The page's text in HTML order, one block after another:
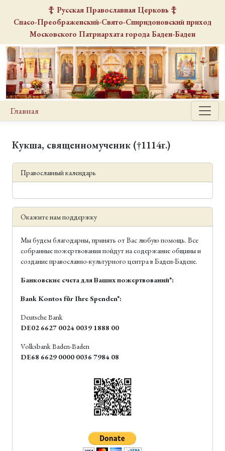
Русская Православная Церковь
Спасо-Преображенский-Свято-Спиридоновский приход
Московского Патриархата города Баден-Баден
Главная
Кукша, священномученик (†1114г.)
Православный календарь
Окажите нам поддержку
Мы будем благодарны, принять от Вас любую помощь. Все
собранные пожертвования пойдут на содержание общины и
создание православно-культурного центра в Баден-Бадене.
Банковские счета для Ваших пожертвований*:
Bank Kontos für Ihre Spenden*:
Deutsche Bank
DE02 6627 0024 0039 1888 00
Volksbank Baden-Baden
DE68 6629 0000 0036 7984 08